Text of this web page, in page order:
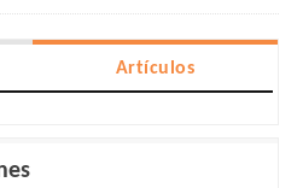
Artículos